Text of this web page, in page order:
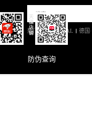
热门: 法国·FOCAL 德国
防伪查询